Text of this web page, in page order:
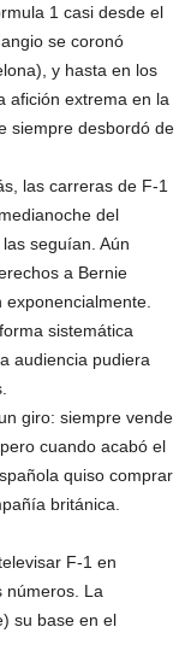
1 casi desde el
se coronó
y hasta en los
afición extrema en la
siempre desbordó de
las carreras de F-1
del
seguían. Aún
a Bernie
sistemática
audiencia pudiera
giro: siempre vende
cuando acabó el
quiso comprar
británica.
F-1 en
números. La
su base en el